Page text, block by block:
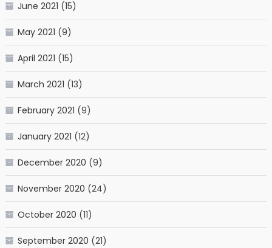
June 2021 (15)
May 2021 (9)
April 2021 (15)
March 2021 (13)
February 2021 (9)
January 2021 (12)
December 2020 (9)
November 2020 (24)
October 2020 (11)
September 2020 (21)